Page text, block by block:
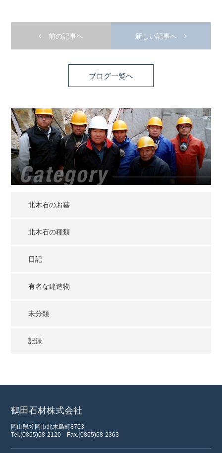
前の記事へ 新しい記事へ
ブログ一覧へ
北木石のお墓
北木石の種類
日記
有名な建造物
未分類
記録
鶴田石材株式会社
岡山県笠岡市北木島町8703
Tel.(0865)68-2120
Fax.(0865)68-2363